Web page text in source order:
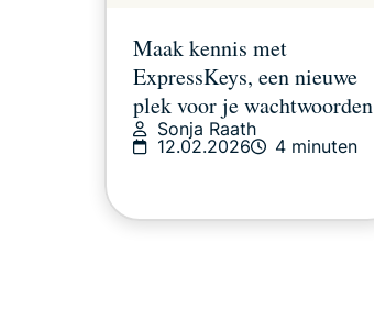
Maak kennis met
ExpressKeys, een nieuwe
plek voor je wachtwoorden
Sonja Raath
12.02.2026
4 minuten